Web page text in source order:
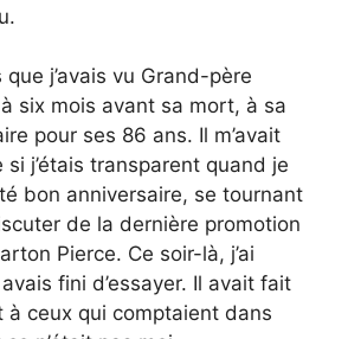
j’avais vu Grand-père
six mois avant sa mort, à sa
pour ses 86 ans. Il m’avait
j’étais transparent quand je
bon anniversaire, se tournant
de la dernière promotion
Pierce. Ce soir-là, j’ai
fini d’essayer. Il avait fait
à ceux qui comptaient dans